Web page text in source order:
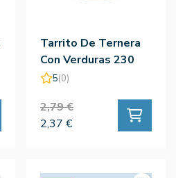
Tarrito De Ternera
Con Verduras 230
Gr. - Smileat
5(0)
2,79 €
2,37 €